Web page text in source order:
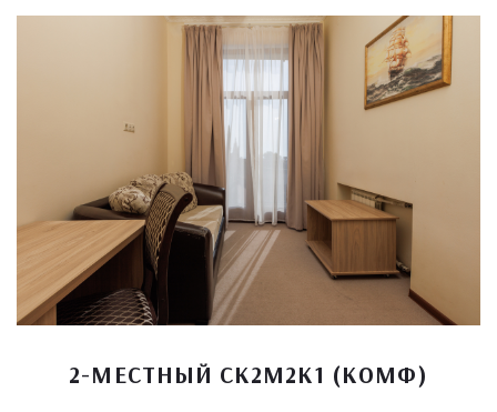
2-МЕСТНЫЙ СК2М2К1 (КОМФ)